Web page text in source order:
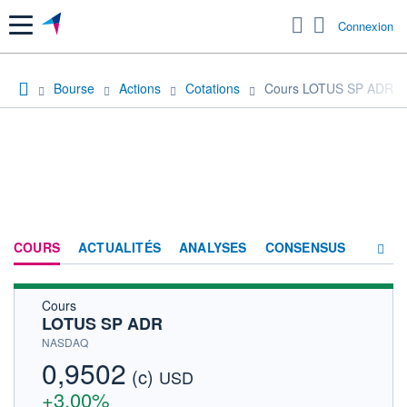
Menu Connexion
Bourse Actions Cotations Cours LOTUS SP ADR
COURS ACTUALITÉS ANALYSES CONSENSUS
Cours
LOTUS SP ADR
NASDAQ
0,9502 (c) USD
+3,00%